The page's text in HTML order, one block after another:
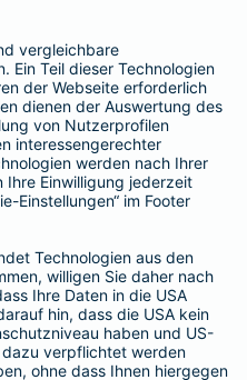
SEITEN
ändern
melden